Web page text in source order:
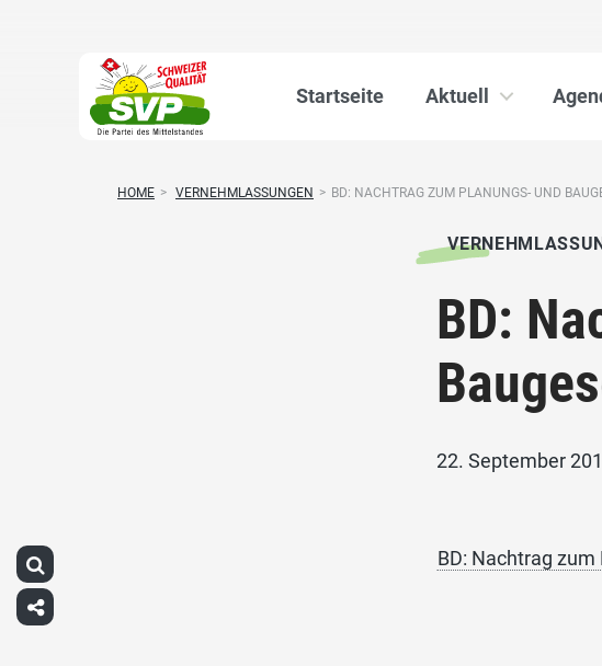
Startseite Aktuell
HOME > VERNEHMLASSUNGEN > BD: NACHTRAG ZUM PLANUNGS- UND
BD:
22. September
BD: Nachtrag